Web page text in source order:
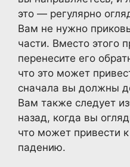
это — регулярно
Вам не нужно
части. Вместо этого
перенесите его
что это может
сначала вы должны
Вам также следует
назад, когда вы
что может привести
падению.